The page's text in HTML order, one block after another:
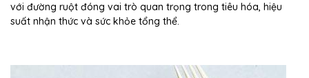
với đường ruột đóng vai trò quan trọng trong tiêu hóa, hiệu
suất nhận thức và sức khỏe tổng thể.